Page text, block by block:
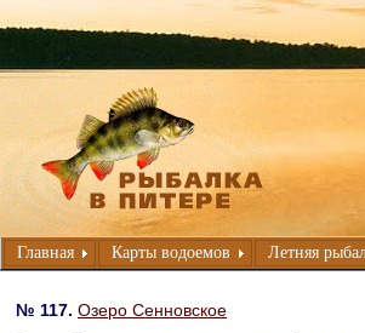
Главная Карты водоемов Летняя
№ 117. Озеро Сенновское